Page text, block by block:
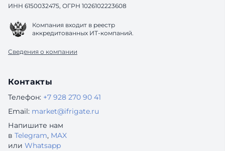
ИНН 6150032475, ОГРН 1026102223608
Компания входит в реестр
аккредитованных ИТ-компаний.
Сведения о компании
Контакты
Телефон: +7 928 270 90 41
Email: market@ifrigate.ru
Напишите нам
в Telegram, MAX
или Whatsapp